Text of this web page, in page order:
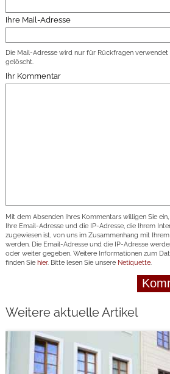
Ihre Mail-Adresse
Die Mail-Adresse wird nur für Rückfragen verwendet
gelöscht.
Ihr Kommentar
Mit dem Absenden Ihres Kommentars willigen Sie
Ihre Email-Adresse und die IP-Adresse, die Ihrem
zugewiesen ist, von uns im Zusammenhang mit
werden. Die Email-Adresse und die IP-Adresse
oder weiter gegeben. Weitere Informationen zum
finden Sie hier. Bitte lesen Sie unsere Netiquette.
Weitere aktuelle Artikel
weiterlesen